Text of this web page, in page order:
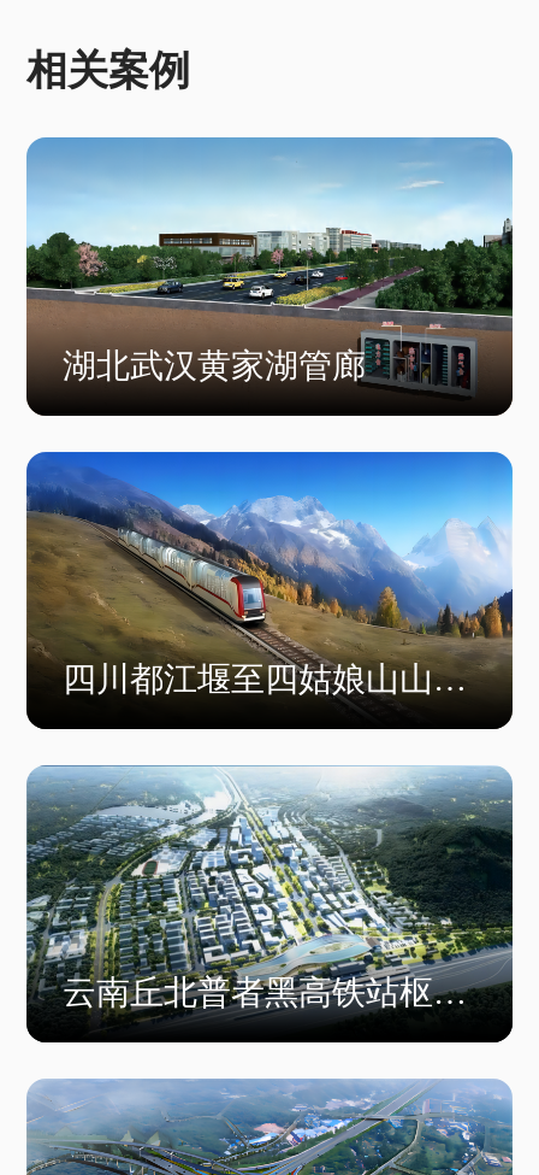
相关案例
湖北武汉黄家湖管廊
四川都江堰至四姑娘山山地
轨道交通
云南丘北普者黑高铁站枢纽
站项目一期